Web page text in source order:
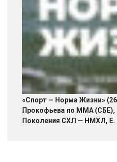
«Спорт — Норма Жизни»
Прокофьева по ММА (СБЕ),
Поколения СХЛ — НМХЛ, Е.